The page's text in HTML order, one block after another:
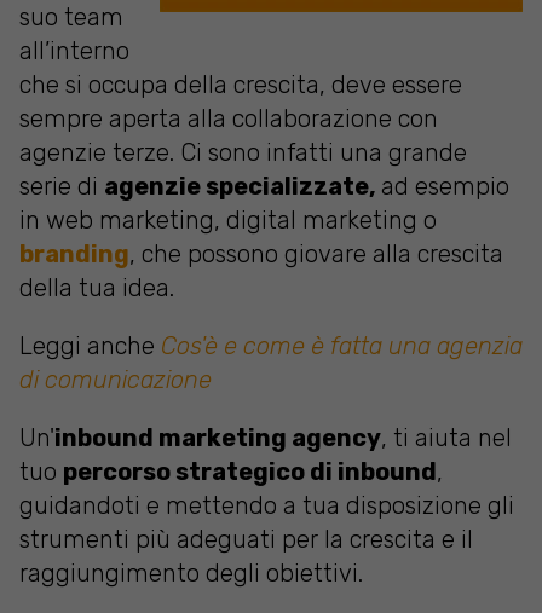
suo team
all’interno
che si occupa della crescita, deve essere
sempre aperta alla collaborazione con
agenzie terze. Ci sono infatti una grande
serie di agenzie specializzate, ad esempio
in web marketing, digital marketing o
branding, che possono giovare alla crescita
della tua idea.
Leggi anche Cos'è e come è fatta una agenzia
di comunicazione
Un'inbound marketing agency, ti aiuta nel
tuo percorso strategico di inbound,
guidandoti e mettendo a tua disposizione gli
strumenti più adeguati per la crescita e il
raggiungimento degli obiettivi.